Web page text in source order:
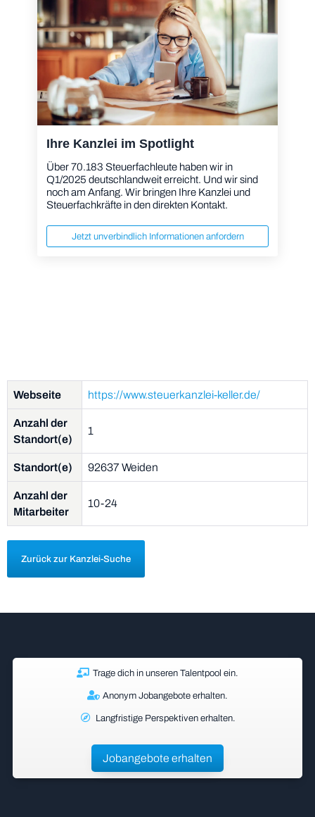
Ihre Kanzlei im Spotlight
Über 70.183 Steuerfachleute haben wir in
Q1/2025 deutschlandweit erreicht. Und wir sind
noch am Anfang. Wir bringen Ihre Kanzlei und
Steuerfachkräfte in den direkten Kontakt.
Jetzt unverbindlich Informationen anfordern
Webseite https://www.steuerkanzlei-keller.de/
Anzahl der
Standort(e)
1
Standort(e) 92637 Weiden
Anzahl der
Mitarbeiter
10-24
Zurück zur Kanzlei-Suche
Trage dich in unseren Talentpool ein.
Anonym Jobangebote erhalten.
Langfristige Perspektiven erhalten.
Jobangebote erhalten